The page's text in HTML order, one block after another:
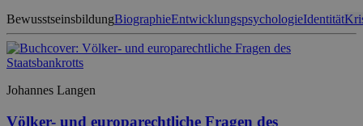
BewusstseinsbildungBiographieEntwicklungspsychologieIdentität
Johannes Langen
Völker- und europarechtliche Fragen des